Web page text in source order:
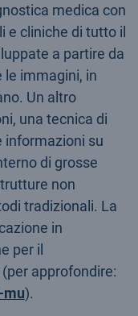
medica con
e cliniche di tutto il
a partire da
immagini, in
Un altro
una tecnica di
informazioni su
di grosse
non
tradizionali. La
in
per il
approfondire:
).